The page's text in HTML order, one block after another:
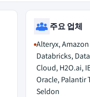
주요 업체
Alteryx,
Databricks,
Cloud, H2O.ai,
Oracle, Palantir
Seldon